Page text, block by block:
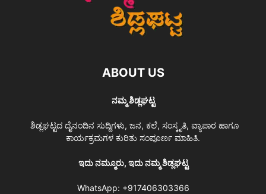
ABOUT US
ನಮ್ಮ ಶಿಡ್ಲಘಟ್ಟ
ಶಿಡ್ಲಘಟ್ಟದ ದೈನಂದಿನ ಸುದ್ದಿಗಳು, ಜನ, ಕಲೆ, ಸಂಸ್ಕೃತಿ, ವ್ಯಾಪಾರ ಹಾಗೂ
ಕಾರ್ಯಕ್ರಮಗಳ ಕುರಿತು ಸಂಪೂರ್ಣ ಮಾಹಿತಿ.
ಇದು ನಮ್ಮೂರು, ಇದು ನಮ್ಮ ಶಿಡ್ಲಘಟ್ಟ
WhatsApp: +917406303366